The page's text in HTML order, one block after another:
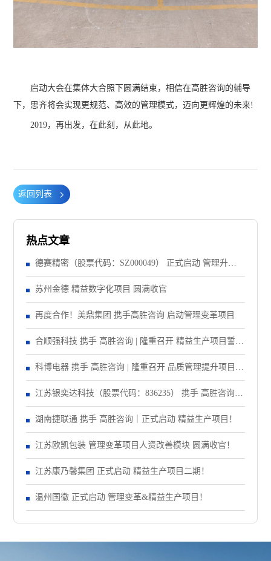
启动大会在集体大合照下圆满结束，相信在高胜咨询的辅导
下，思齐将会实现更规范、高效的管理模式，迈向更辉煌的未来!
2019，再出发，在此刻，从此地。
返回列表
热点文章
德赛精密（股票代码：SZ000049） 正式启动 管理升级&
精益注塑项目！
苏州金德 精益数字化项目 圆满收官
再度合作！美鼎集团 携手高胜咨询 启动管理变革项目
合顺强科技 携手 高胜咨询 | 隆重召开 精益生产项目誓师
大会！
科博电器 携手 高胜咨询 | 隆重召开 品质管理提升项目启
动大会！
江苏银奕达科技（股票代码：836235） 携手 高胜咨询｜
正式启动 管理变革项目
湖南捷联通 携手 高胜咨询｜正式启动 精益生产项目！
江苏欧凯包装 管理变革项目人资改善模块 圆满收官！
江苏康乃馨集团 正式启动 精益生产项目二期！
温州国徽 正式启动 管理变革&精益生产项目！